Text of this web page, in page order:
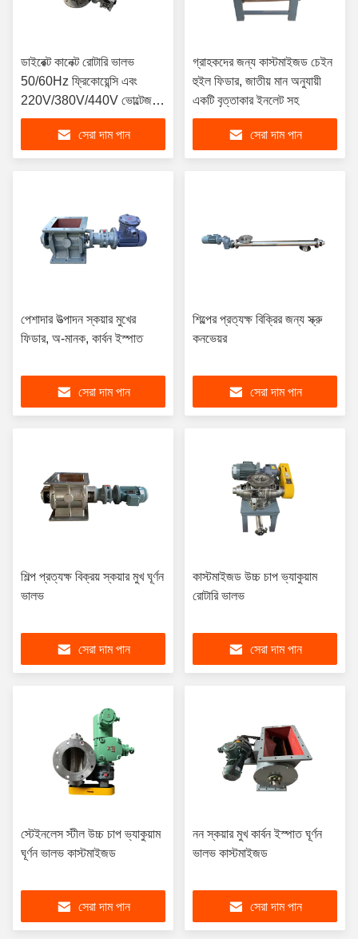
ডাইরেক্ট কানেক্ট রোটারি ভালভ
50/60Hz ফ্রিকোয়েন্সি এবং
220V/380V/440V ভোল্টেজ
সহ
সেরা দাম পান
গ্রাহকদের জন্য কাস্টমাইজড চেইন
হুইল ফিডার, জাতীয় মান অনুযায়ী
একটি বৃত্তাকার ইনলেট সহ
সেরা দাম পান
পেশাদার উত্পাদন স্কয়ার মুখের
ফিডার, অ-মানক, কার্বন ইস্পাত
সেরা দাম পান
শিল্পের প্রত্যক্ষ বিক্রির জন্য স্ক্রু
কনভেয়র
সেরা দাম পান
শিল্প প্রত্যক্ষ বিক্রয় স্কয়ার মুখ ঘূর্ণন
ভালভ
সেরা দাম পান
কাস্টমাইজড উচ্চ চাপ ভ্যাকুয়াম
রোটারি ভালভ
সেরা দাম পান
স্টেইনলেস স্টীল উচ্চ চাপ ভ্যাকুয়াম
ঘূর্ণন ভালভ কাস্টমাইজড
সেরা দাম পান
নন স্কয়ার মুখ কার্বন ইস্পাত ঘূর্ণন
ভালভ কাস্টমাইজড
সেরা দাম পান